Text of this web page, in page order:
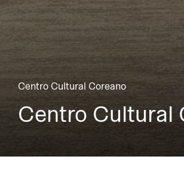
Centro Cultural Coreano
Centro Cultural